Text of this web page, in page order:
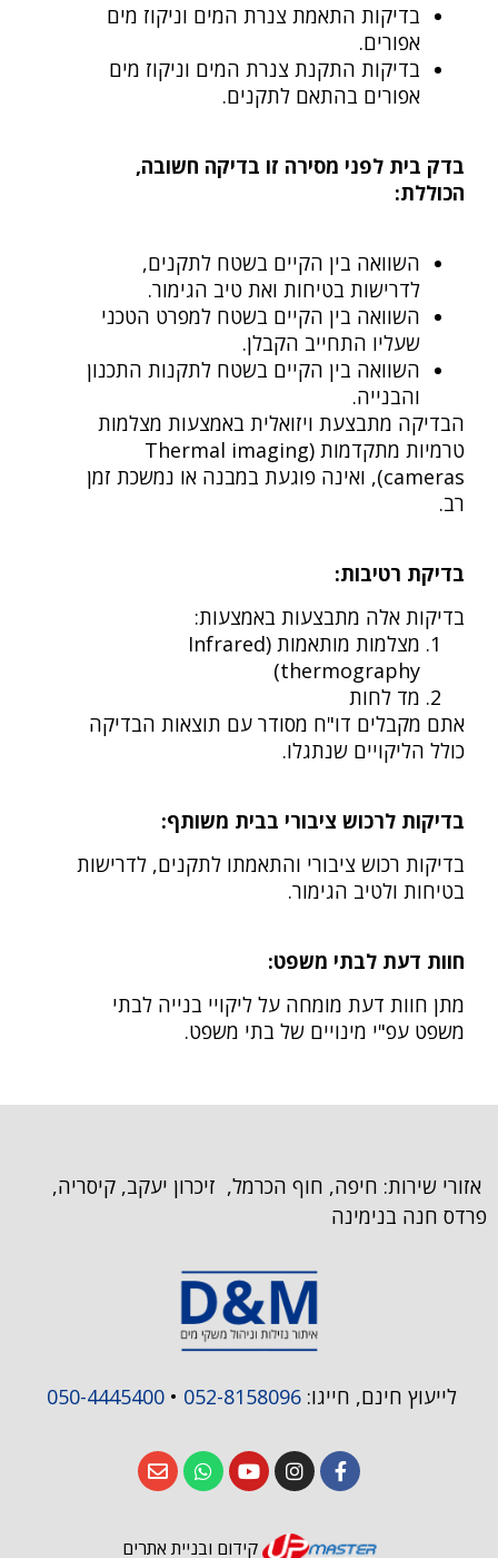
בדיקות התאמת צנרת המים וניקוז מים
אפורים.
בדיקות התקנת צנרת המים וניקוז מים
אפורים בהתאם לתקנים.
בדק בית לפני מסירה זו בדיקה חשובה,
הכוללת:
השוואה בין הקיים בשטח לתקנים,
לדרישות בטיחות ואת טיב הגימור.
השוואה בין הקיים בשטח למפרט הטכני
שעליו התחייב הקבלן.
השוואה בין הקיים בשטח לתקנות התכנון
והבנייה.
הבדיקה מתבצעת ויזואלית באמצעות מצלמות
טרמיות מתקדמות (Thermal imaging
cameras), ואינה פוגעת במבנה או נמשכת זמן
רב.
בדיקת רטיבות:
בדיקות אלה מתבצעות באמצעות:
מצלמות מותאמות (Infrared
thermography)
מד לחות
אתם מקבלים דו"ח מסודר עם תוצאות הבדיקה
כולל הליקויים שנתגלו.
בדיקות לרכוש ציבורי בבית משותף:
בדיקות רכוש ציבורי והתאמתו לתקנים, לדרישות
בטיחות ולטיב הגימור.
חוות דעת לבתי משפט:
מתן חוות דעת מומחה על ליקויי בנייה לבתי
משפט עפ"י מינויים של בתי משפט.
אזורי שירות: חיפה, חוף הכרמל, זיכרון יעקב, קיסריה,
פרדס חנה בנימינה
לייעוץ חינם, חייגו: 052-8158096
•
050-4445400
קידום ובניית אתרים